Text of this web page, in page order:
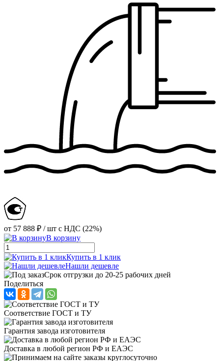
от 57 888 ₽ / шт с НДС (22%)
В корзину
Купить в 1 клик
Нашли дешевле
Срок отгрузки до 20-25 рабочих дней
Поделиться
Соответствие ГОСТ и ТУ
Гарантия завода изготовителя
Доставка в любой регион РФ и ЕАЭС